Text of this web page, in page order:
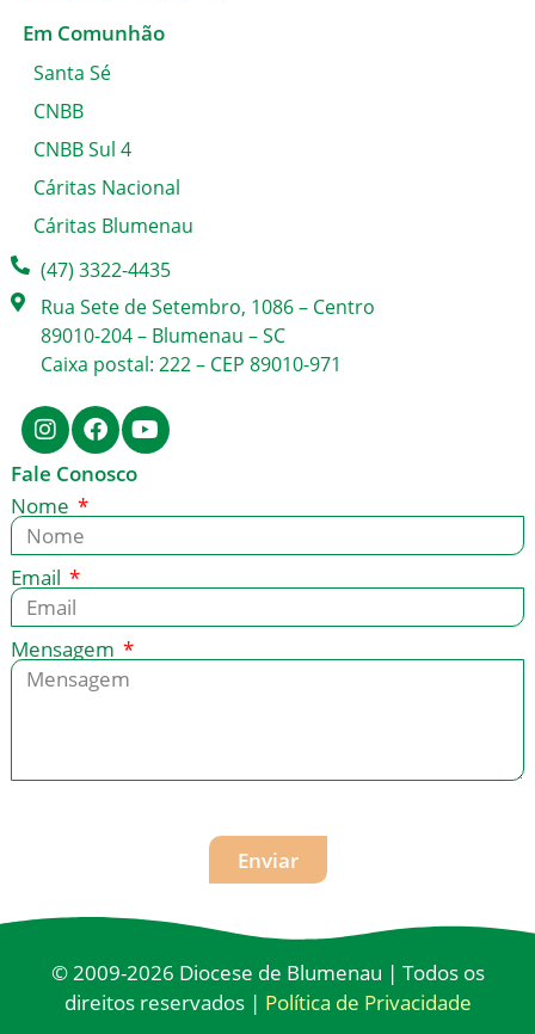
Em Comunhão
Santa Sé
CNBB
CNBB Sul 4
Cáritas Nacional
Cáritas Blumenau
(47) 3322-4435
Rua Sete de Setembro, 1086 – Centro
89010-204 – Blumenau – SC
Caixa postal: 222 – CEP 89010-971
Fale Conosco
Nome
Email
Mensagem
Enviar
© 2009-2026 Diocese de Blumenau | Todos os
direitos reservados | Política de Privacidade